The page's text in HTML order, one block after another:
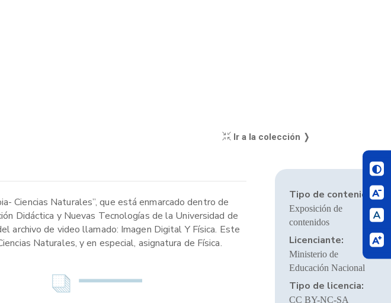
Ir a la colección ❭
Ciencias Naturales”, que está enmarcado dentro de
Didáctica y Nuevas Tecnologías de la Universidad de
archivo de video llamado: Imagen Digital Y Física. Este
Naturales, y en especial, asignatura de Física.
Tipo de contenido:
Exposición de
contenidos
Licenciante:
Ministerio de
Educación Nacional
Tipo de licencia:
CC BY-NC-SA